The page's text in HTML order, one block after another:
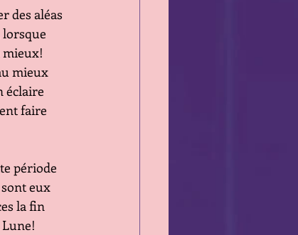
des aléas
lorsque
va mieux!
au mieux
éclaire
faire
période
) sont eux
la fin
Lune!